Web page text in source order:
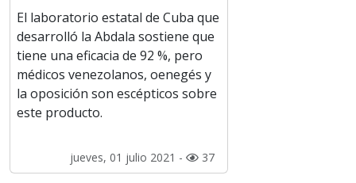
El laboratorio estatal de Cuba que
desarrolló la Abdala sostiene que
tiene una eficacia de 92 %, pero
médicos venezolanos, oenegés y
la oposición son escépticos sobre
este producto.
jueves, 01 julio 2021 - 37